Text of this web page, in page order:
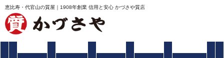
恵比寿・代官山の質屋｜1908年創業 信用と安心 かづさや質店